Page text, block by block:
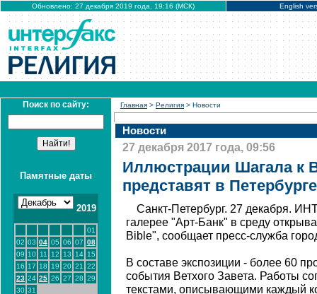
Обновлено: 27 декабря 2019 года, 19:16 (МСК) English
Поиск по сайту:
Памятные даты
2019
01
02 03 04 05 06 07 08
09 10 11 12 13 14 15
16 17 18 19 20 21
22
23 24 25 26 27 28 29
30 31
Главная > Религия > Новости
Новости
27 декабря 2017 года, 09:56
Иллюстрации Шагала к
представят в Петербурге
Санкт-Петербург. 27 декабря.
галерее "Арт-Банк" в среду
Bible", сообщает пресс-служба
В составе экспозиции - более 60
события Ветхого Завета. Работы
текстами, описывающими каждый